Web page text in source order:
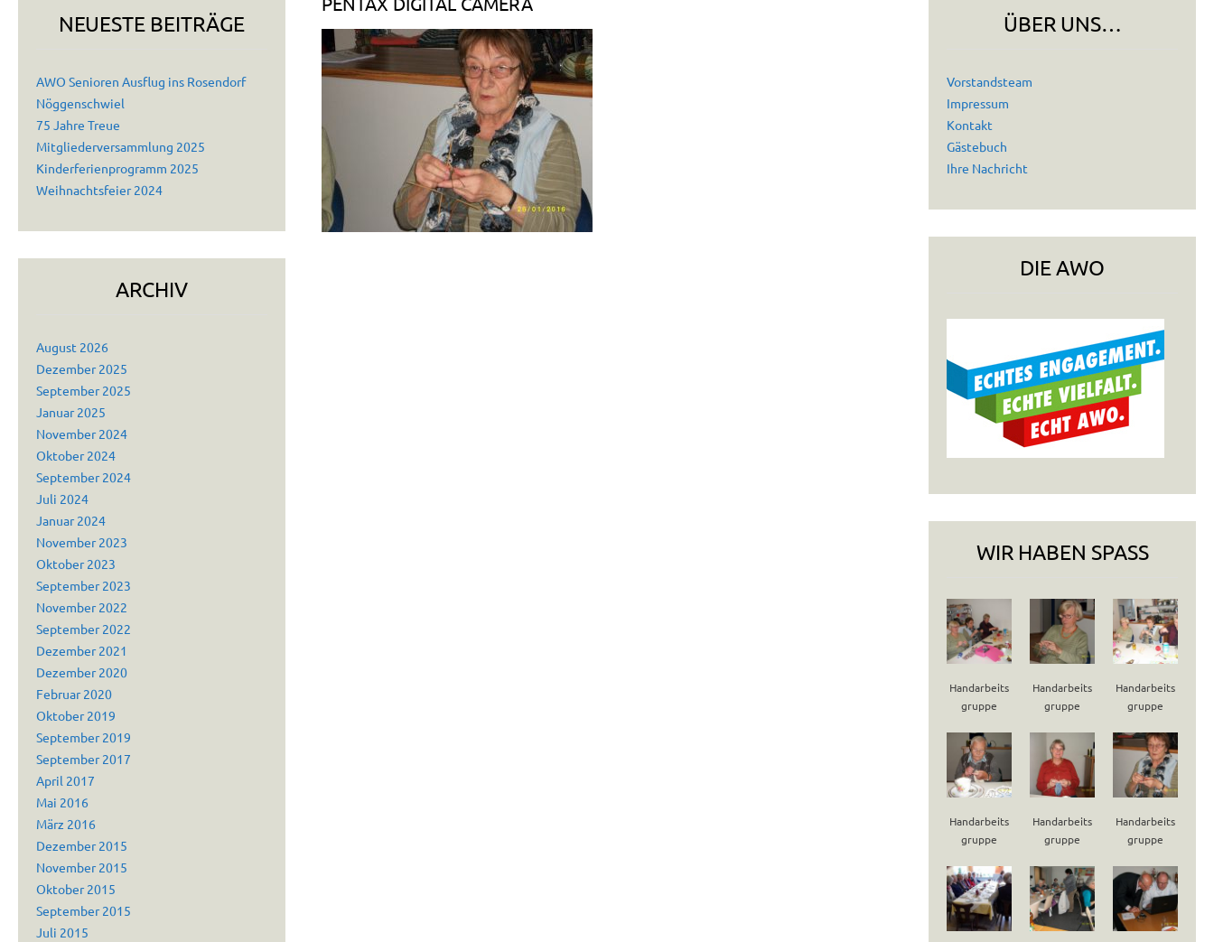
NEUESTE BEITRÄGE
AWO Senioren Ausflug ins Rosendorf
Nöggenschwiel
75 Jahre Treue
Mitgliederversammlung 2025
Kinderferienprogramm 2025
Weihnachtsfeier 2024
ARCHIV
August 2026
Dezember 2025
September 2025
Januar 2025
November 2024
Oktober 2024
September 2024
Juli 2024
Januar 2024
November 2023
Oktober 2023
September 2023
November 2022
September 2022
Dezember 2021
Dezember 2020
Februar 2020
Oktober 2019
September 2019
September 2017
April 2017
Mai 2016
März 2016
Dezember 2015
November 2015
Oktober 2015
September 2015
Juli 2015
ÜBER UNS…
Vorstandsteam
Impressum
Kontakt
Gästebuch
Ihre Nachricht
DIE AWO
WIR HABEN SPASS
Handarbeits
gruppe
Handarbeits
gruppe
Handarbeits
gruppe
Handarbeits
gruppe
Handarbeits
gruppe
Handarbeits
gruppe